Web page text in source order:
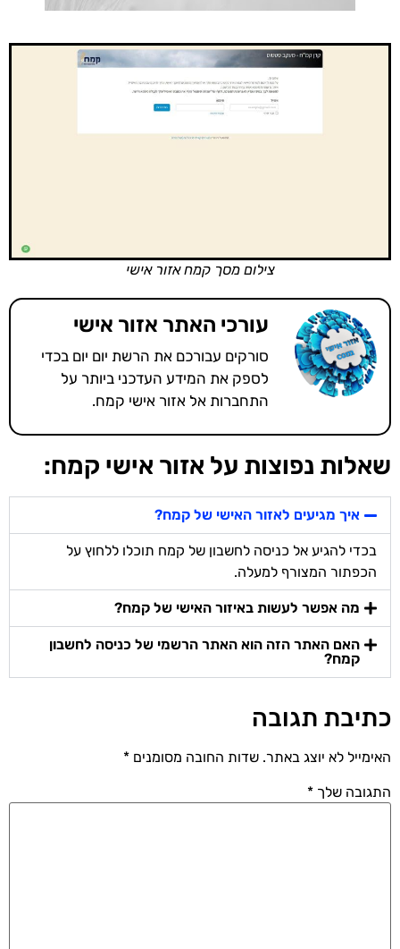
צילום מסך קמח אזור אישי
עורכי האתר אזור אישי
סורקים עבורכם את הרשת יום יום בכדי
לספק את המידע העדכני ביותר על
התחברות אל אזור אישי קמח.
שאלות נפוצות על אזור אישי קמח:
איך מגיעים לאזור האישי של קמח?
בכדי להגיע אל כניסה לחשבון של קמח תוכלו ללחוץ על
הכפתור המצורף למעלה.
מה אפשר לעשות באיזור האישי של קמח?
האם האתר הזה הוא האתר הרשמי של כניסה לחשבון
קמח?
כתיבת תגובה
האימייל לא יוצג באתר. שדות החובה מסומנים *
התגובה שלך *